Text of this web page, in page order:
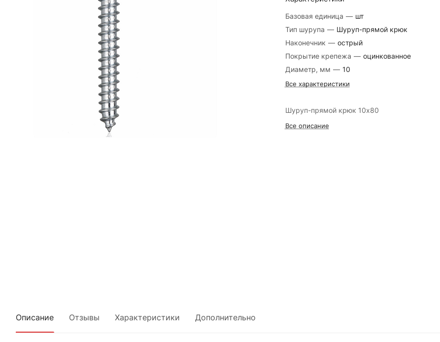
Базовая единица — шт
Тип шурупа — Шуруп-прямой крюк
Наконечник — острый
Покрытие крепежа — оцинкованное
Диаметр, мм — 10
Все характеристики
Шуруп-прямой крюк 10х80
Все описание
Описание Отзывы Характеристики Дополнительно